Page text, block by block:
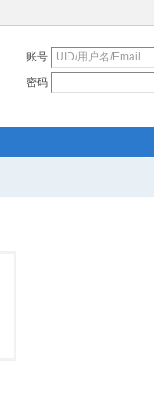
账号
密码